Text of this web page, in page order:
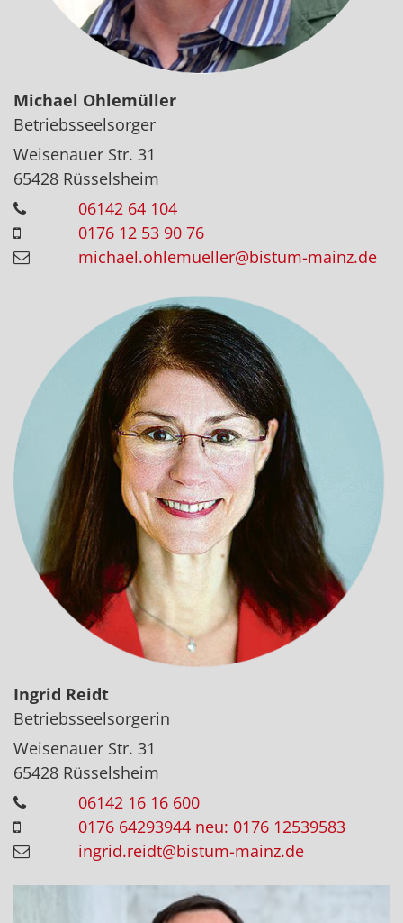
Michael Ohlemüller
Betriebsseelsorger
Weisenauer Str. 31
65428 Rüsselsheim
06142 64 104
0176 12 53 90 76
michael.ohlemueller@bistum-mainz.de
Ingrid Reidt
Betriebsseelsorgerin
Weisenauer Str. 31
65428 Rüsselsheim
06142 16 16 600
0176 64293944 neu: 0176 12539583
ingrid.reidt@bistum-mainz.de